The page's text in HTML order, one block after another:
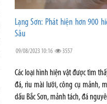
Lạng Sơn: Phát hiện hơn 900
Sâu
09/08/2023 10:16 3557
Các loại hình hiện vật được tìm
đá, rìu mài lưỡi, công cụ mảnh,
dấu Bắc Sơn, mảnh tách, đá